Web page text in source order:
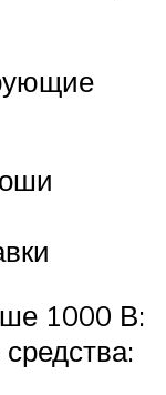
1000 В: